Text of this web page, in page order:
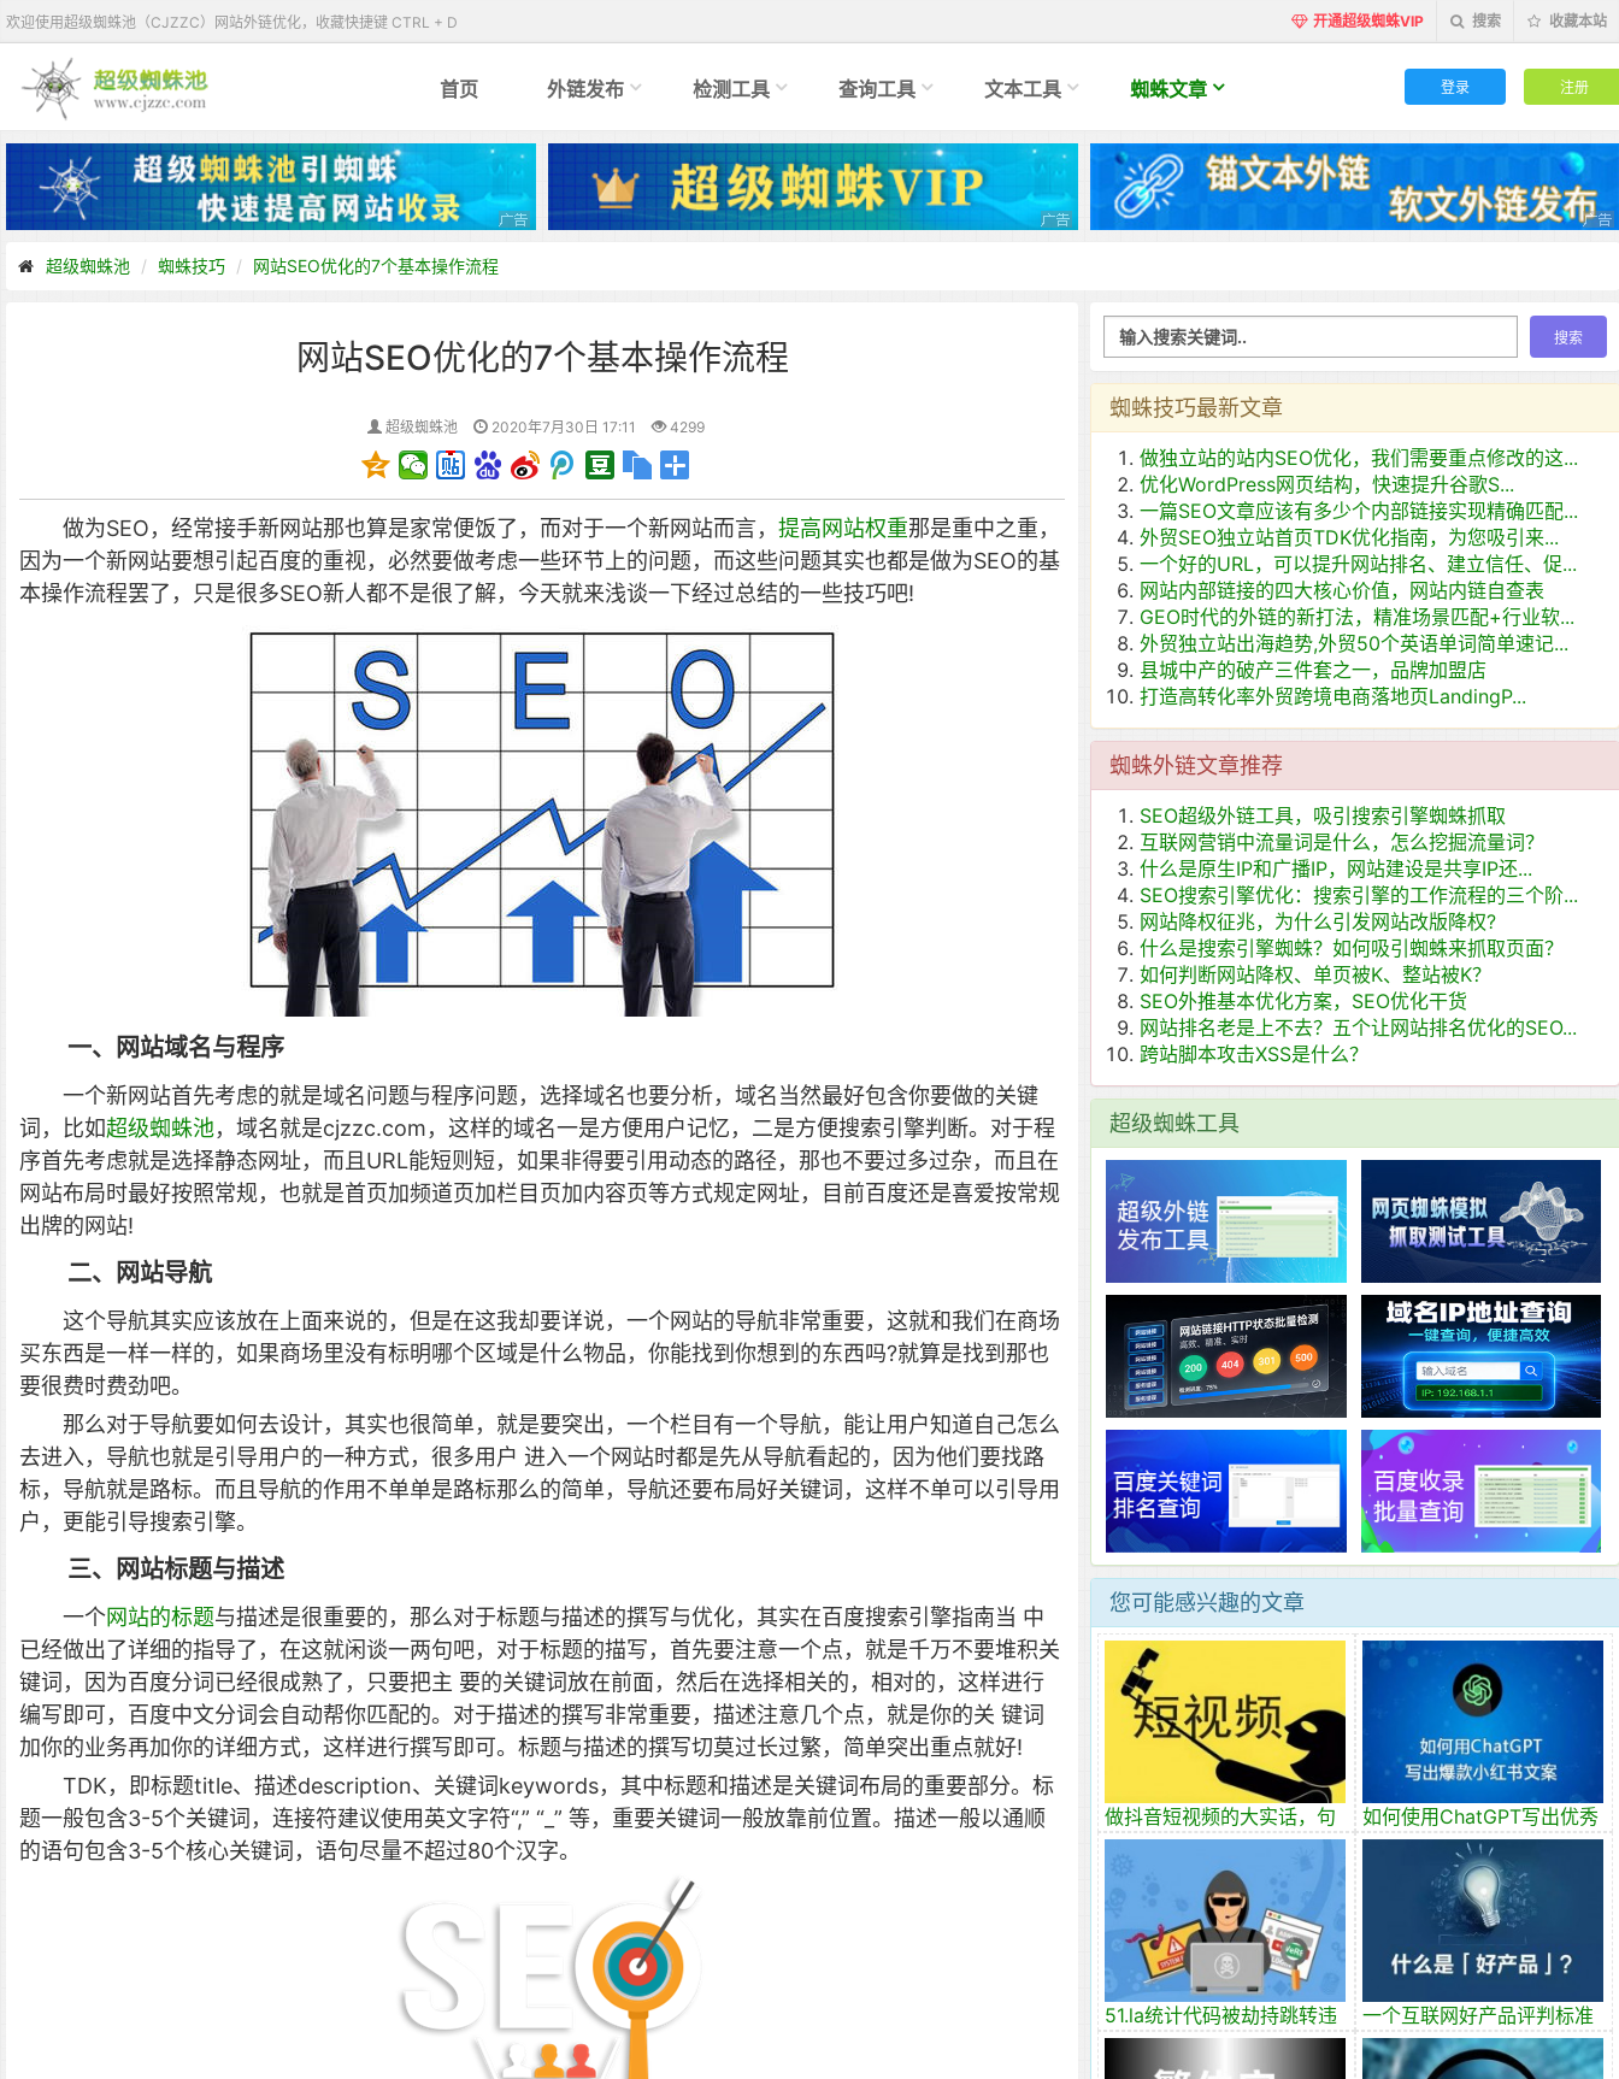
欢迎使用超级蜘蛛池（CJZZC）网站外链优化，收藏快捷键 CTRL + D 开通超级蜘蛛VIP 搜索 收藏本站
首页 外链发布 检测工具 查询工具 文本工具 蜘蛛文章 登录 注册
超级蜘蛛池 蜘蛛技巧 网站SEO优化的7个基本操作流程
网站SEO优化的7个基本操作流程
超级蜘蛛池 2020年7月30日 17:11 4299
做为SEO，经常接手新网站那也算是家常便饭了，而对于一个新网站而言， 提高网站权重那是重中之重，
因为一个新网站要想引起百度的重视，必然要做考虑一些环节上的问题，而这些问题其实也都是做为SEO的基
本操作流程罢了，只是很多SEO新人都不是很了解，今天就来浅谈一下经过总结的一些技巧吧!
一、网站域名与程序
一个新网站首先考虑的就是域名问题与程序问题，选择域名也要分析，域名当然最好包含你要做的关键
词，比如超级蜘蛛池，域名就是cjzzc.com，这样的域名一是方便用户记忆，二是方便搜索引擎判断。对于程
序首先考虑就是选择静态网址，而且URL能短则短，如果非得要引用动态的路径，那也不要过多过杂，而且在
网站布局时最好按照常规，也就是首页加频道页加栏目页加内容页等方式规定网址，目前百度还是喜爱按常规
出牌的网站!
二、网站导航
这个导航其实应该放在上面来说的，但是在这我却要详说，一个网站的导航非常重要，这就和我们在商场
买东西是一样一样的，如果商场里没有标明哪个区域是什么物品，你能找到你想到的东西吗?就算是找到那也
要很费时费劲吧。
那么对于导航要如何去设计，其实也很简单，就是要突出，一个栏目有一个导航，能让用户知道自己怎么
去进入，导航也就是引导用户的一种方式，很多用户 进入一个网站时都是先从导航看起的，因为他们要找路
标，导航就是路标。而且导航的作用不单单是路标那么的简单，导航还要布局好关键词，这样不单可以引导用
户，更能引导搜索引擎。
三、网站标题与描述
一个网站的标题与描述是很重要的，那么对于标题与描述的撰写与优化，其实在百度搜索引擎指南当 中
已经做出了详细的指导了，在这就闲谈一两句吧，对于标题的描写，首先要注意一个点，就是千万不要堆积关
键词，因为百度分词已经很成熟了，只要把主 要的关键词放在前面，然后在选择相关的，相对的，这样进行
编写即可，百度中文分词会自动帮你匹配的。对于描述的撰写非常重要，描述注意几个点，就是你的关 键词
加你的业务再加你的详细方式，这样进行撰写即可。标题与描述的撰写切莫过长过繁，简单突出重点就好!
TDK，即标题title、描述description、关键词keywords，其中标题和描述是关键词布局的重要部分。标
题一般包含3-5个关键词，连接符建议使用英文字符“,” “_” 等，重要关键词一般放靠前位置。描述一般以通顺
的语句包含3-5个核心关键词，语句尽量不超过80个汉字。
蜘蛛技巧最新文章
做独立站的站内SEO优化，我们需要重点修改的这...
优化WordPress网页结构，快速提升谷歌S...
一篇SEO文章应该有多少个内部链接实现精确匹配...
外贸SEO独立站首页TDK优化指南，为您吸引来...
一个好的URL，可以提升网站排名、建立信任、促...
网站内部链接的四大核心价值，网站内链自查表
GEO时代的外链的新打法，精准场景匹配+行业软...
外贸独立站出海趋势,外贸50个英语单词简单速记...
县城中产的破产三件套之一，品牌加盟店
打造高转化率外贸跨境电商落地页LandingP...
蜘蛛外链文章推荐
SEO超级外链工具，吸引搜索引擎蜘蛛抓取
互联网营销中流量词是什么，怎么挖掘流量词？
什么是原生IP和广播IP，网站建设是共享IP还...
SEO搜索引擎优化：搜索引擎的工作流程的三个阶...
网站降权征兆，为什么引发网站改版降权?
什么是搜索引擎蜘蛛？如何吸引蜘蛛来抓取页面？
如何判断网站降权、单页被K、整站被K？
SEO外推基本优化方案，SEO优化干货
网站排名老是上不去？五个让网站排名优化的SEO...
跨站脚本攻击XSS是什么？
超级蜘蛛工具
您可能感兴趣的文章
做抖音短视频的大实话，句
句诛心，受益匪浅！
如何使用ChatGPT写出优秀
的小红书爆款文案？
51.la统计代码被劫持跳转违
法网站JS文件被篡改
一个互联网好产品评判标准
的三大关键属性